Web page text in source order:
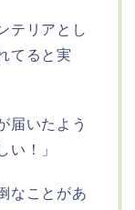
テリアとし
てると実
届いたよう
い！」
なことがあ